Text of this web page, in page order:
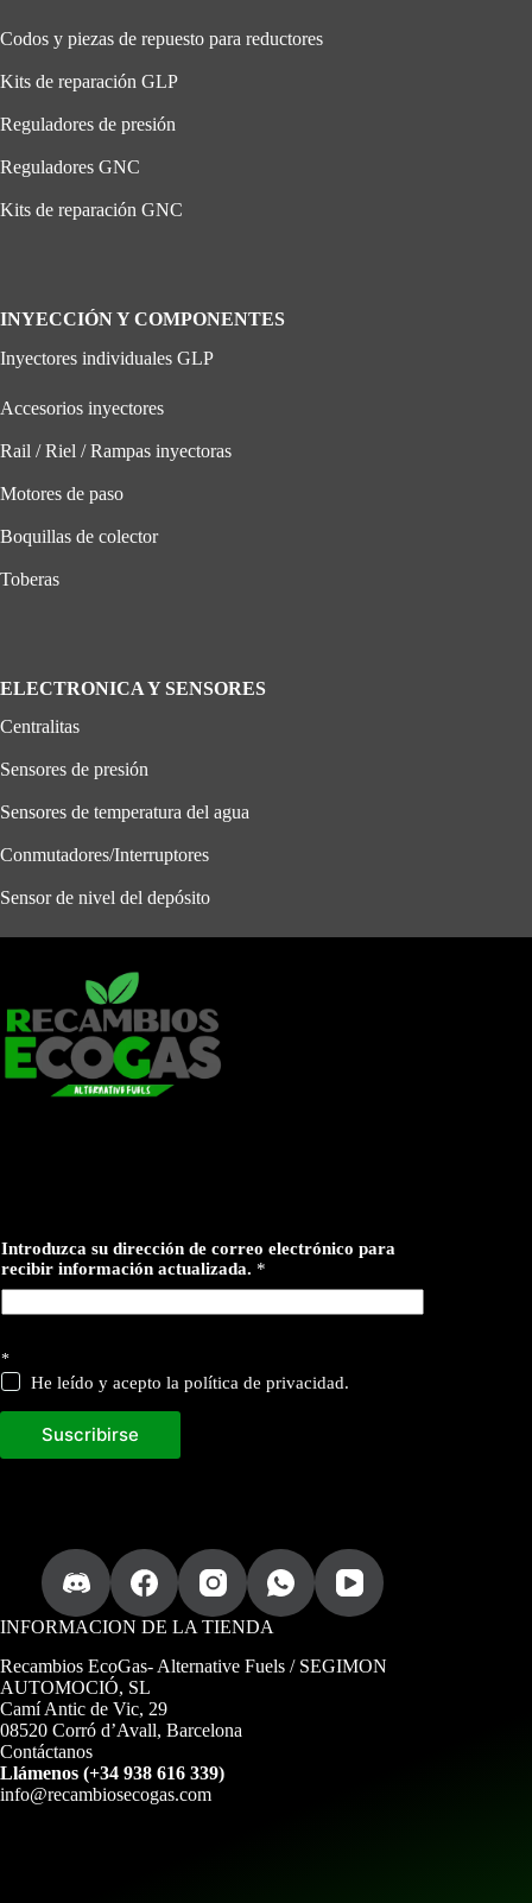
Codos y piezas de repuesto para reductores
Kits de reparación GLP
Reguladores de presión
Reguladores GNC
Kits de reparación GNC
INYECCIÓN Y COMPONENTES
Inyectores individuales GLP
Accesorios inyectores
Rail / Riel / Rampas inyectoras
Motores de paso
Boquillas de colector
Toberas
ELECTRONICA Y SENSORES
Centralitas
Sensores de presión
Sensores de temperatura del agua
Conmutadores/Interruptores
Sensor de nivel del depósito
o
r
r
e
a
c
t
u
l
Introduzca su dirección de correo electrónico para
recibir información actualizada. *
*
He leído y acepto la política de privacidad.
Suscribirse
INFORMACION DE LA TIENDA
Recambios EcoGas- Alternative Fuels / SEGIMON
AUTOMOCIÓ, SL
Camí Antic de Vic, 29
08520 Corró d’Avall, Barcelona
Contáctanos
Llámenos (+34 938 616 339)
info@recambiosecogas.com